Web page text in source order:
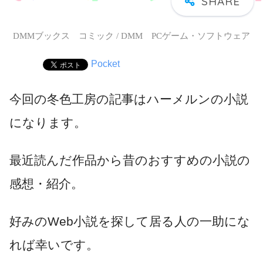
DMMブックス コミック / DMM PCゲーム・ソフトウェア
Pocket
今回の冬色工房の記事はハーメルンの小説
になります。
最近読んだ作品から昔のおすすめの小説の
感想・紹介。
好みのWeb小説を探して居る人の一助にな
れば幸いです。